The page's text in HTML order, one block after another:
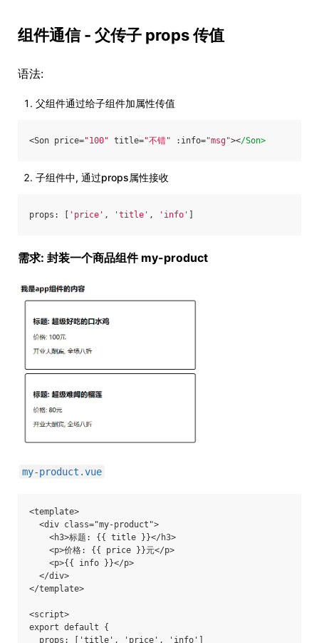
组件通信 - 父传子 props 传值
语法:
父组件通过给子组件加属性传值
<Son price="100" title="不错" :info="msg"></Son>
子组件中, 通过props属性接收
props: [ 'price' , 'title' , 'info'
需求: 封装一个商品组件 my-product
my-product.vue
<template>
  <div class="my-product">
    <h3>标题: {{ title }}</h3>
    <p>价格: {{ price }}元</p>
    <p>{{ info }}</p>
  </div>
</template>
<script>
export default {
  props: ['title', 'price', 'info']